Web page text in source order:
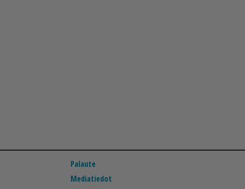
Palaute
Mediatiedot